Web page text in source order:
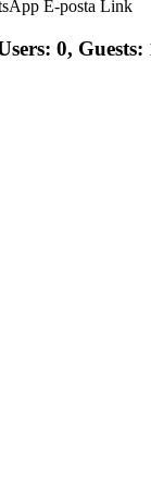
E-posta Link
0, Guests: